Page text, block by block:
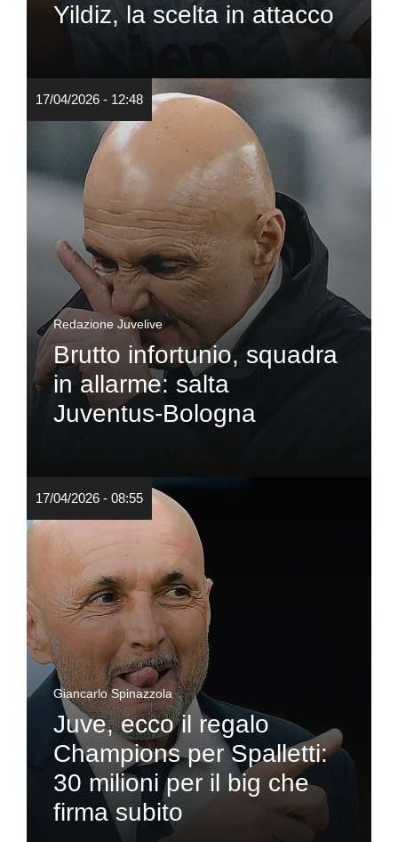
Yildiz, la scelta in attacco
17/04/2026 - 12:48
Redazione Juvelive
Brutto infortunio, squadra
in allarme: salta
Juventus-Bologna
17/04/2026 - 08:55
Giancarlo Spinazzola
Juve, ecco il regalo
Champions per Spalletti:
30 milioni per il big che
firma subito